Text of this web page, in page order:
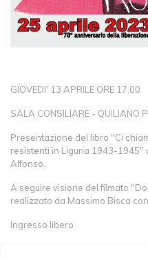
GIOVEDI' 13 APRILE ORE 17.00
SALA CONSILIARE - QUILIANO
Presentazione del libro "Ci
resistenti in Liguria 1943-
Alfonso.
A seguire visione del filmato
realizzato da Massimo Bisca
Ingresso libero